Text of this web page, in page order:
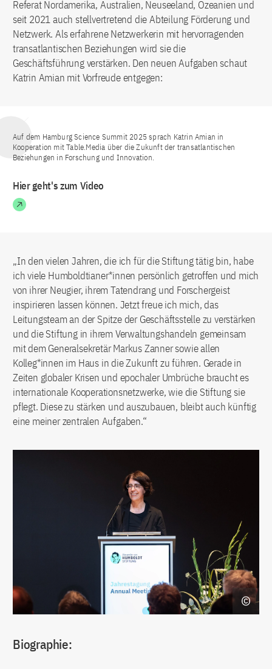
Referat Nordamerika, Australien, Neuseeland, Ozeanien und
seit 2021 auch stellvertretend die Abteilung Förderung und
Netzwerk. Als erfahrene Netzwerkerin mit hervorragenden
transatlantischen Beziehungen wird sie die
Geschäftsführung verstärken. Den neuen Aufgaben schaut
Katrin Amian mit Vorfreude entgegen:
Auf dem Hamburg Science Summit 2025 sprach Katrin Amian in
Kooperation mit Table.Media über die Zukunft der transatlantischen
Beziehungen in Forschung und Innovation.
Hier geht's zum Video
„In den vielen Jahren, die ich für die Stiftung tätig bin, habe
ich viele Humboldtianer*innen persönlich getroffen und mich
von ihrer Neugier, ihrem Tatendrang und Forschergeist
inspirieren lassen können. Jetzt freue ich mich, das
Leitungsteam an der Spitze der Geschäftsstelle zu verstärken
und die Stiftung in ihrem Verwaltungshandeln gemeinsam
mit dem Generalsekretär Markus Zanner sowie allen
Kolleg*innen im Haus in die Zukunft zu führen. Gerade in
Zeiten globaler Krisen und epochaler Umbrüche braucht es
internationale Kooperationsnetzwerke, wie die Stiftung sie
pflegt. Diese zu stärken und auszubauen, bleibt auch künftig
eine meiner zentralen Aufgaben.“
Biographie: